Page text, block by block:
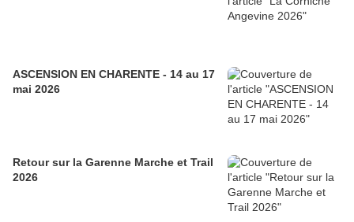
ASCENSION EN CHARENTE - 14 au 17
mai 2026
Retour sur la Garenne Marche et Trail
2026